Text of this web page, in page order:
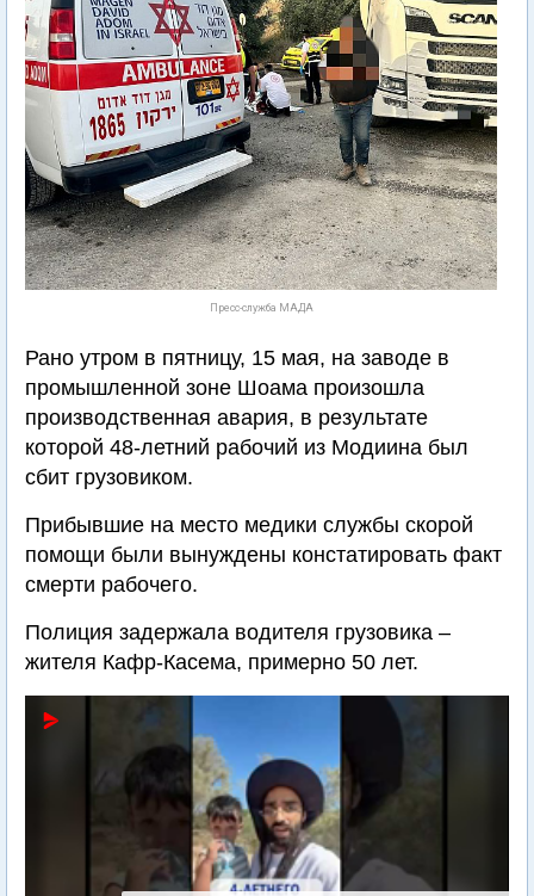
Пресс-служба МАДА
Рано утром в пятницу, 15 мая, на заводе в
промышленной зоне Шоама произошла
производственная авария, в результате
которой 48-летний рабочий из Модиина был
сбит грузовиком.
Прибывшие на место медики службы скорой
помощи были вынуждены констатировать факт
смерти рабочего.
Полиция задержала водителя грузовика –
жителя Кафр-Касема, примерно 50 лет.